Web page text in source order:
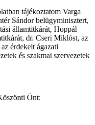
tájékoztatom Varga
Sándor belügyminisztert,
államtitkárát, Hoppál
dr. Cseri Miklóst, az
érdekelt ágazati
és szakmai szervezetek